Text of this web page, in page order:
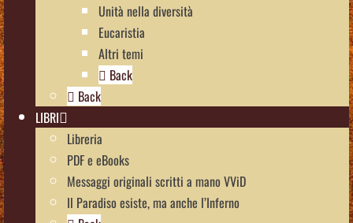
Unità nella diversità
Eucaristia
Altri temi
Back
Back
LIBRI
Libreria
PDF e eBooks
Messaggi originali scritti a mano VViD
Il Paradiso esiste, ma anche l’Inferno